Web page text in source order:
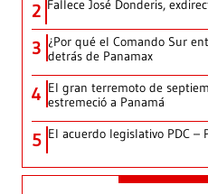
2 Fallece José Donderis,
3 ¿Por qué el Comando Sur
detrás de Panamax
4 El gran terremoto de
estremeció a Panamá
5 El acuerdo legislativo PDC –